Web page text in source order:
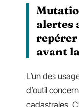
alertes
avant
L’un des
d’outil
cadastrales.